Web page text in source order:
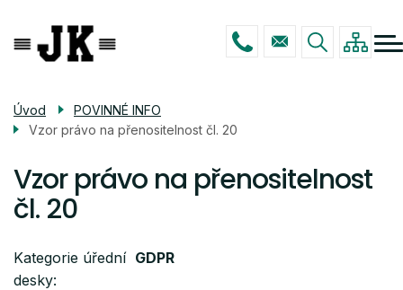
hlavnímu
navigace
STUDIUM
POVINNÉ INFO
KONTAKTY
Úvod
POVINNÉ INFO
Vzor právo na přenositelnost čl. 20
Vzor právo na přenositelnost
čl. 20
Kategorie úřední
desky
GDPR